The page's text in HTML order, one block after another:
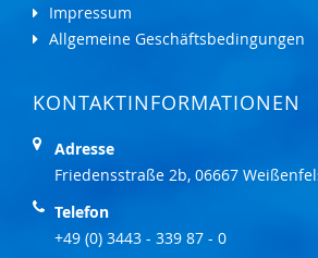
Impressum
Allgemeine Geschäftsbedingungen
KONTAKTINFORMATIONEN
Adresse
Friedensstraße 2b, 06667
Telefon
+49 (0) 3443 - 339 87 - 0